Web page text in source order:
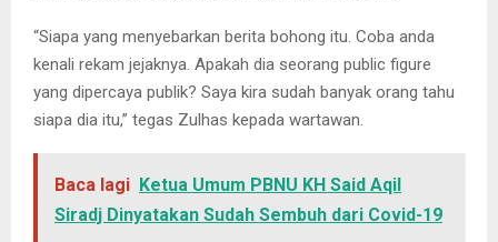
“Siapa yang menyebarkan berita bohong itu. Coba anda
kenali rekam jejaknya. Apakah dia seorang public figure
yang dipercaya publik? Saya kira sudah banyak orang tahu
siapa dia itu,” tegas Zulhas kepada wartawan.
Baca lagi Ketua Umum PBNU KH Said Aqil
Siradj Dinyatakan Sudah Sembuh dari Covid-19